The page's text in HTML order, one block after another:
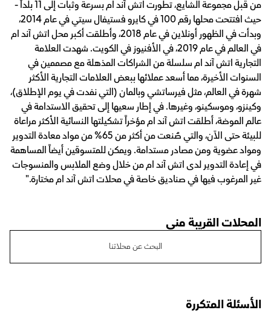
من قبل مجموعة الشايع، تطورت اتش آند ام بسرعة وثبات إلى 11 بلداً -
حيث افتتحت محلها رقم 100 في كايرو فستيفال سيتي في عام 2014،
وبدأت في الظهور أونلاين في عام 2018، وأطلقت أكبر محل اتش آند ام
في العالم في عام 2019، في الأفنيوز في الكويت. شهدت العلامة
التجارية اتش آند ام سلسلة من الشراكات المذهلة مع مصممين في
السنوات الأخيرة، مما أسعد عملائها ببعض العلامات التجارية الأكثر
شهرة في العالم، مثل فيرساتشي وبالمان (التي نفدت في يوم الإطلاق)،
وكينزو، وموسكينو، وغيرها. في إطار سعيها إلى تحقيق الاستدامة في
عالم الموضة، أطلقت اتش آند ام مؤخراً تشكيلتها النسائية الأكثر مراعاة
للبيئة حتى الآن، والتي صُنعت من أكثر من 65% من مواد معادة التدوير
ومواد عضوية ومن مصادر مستدامة. ويمكن للمتسوقين أيضاً المساهمة
في إعادة التدوير لدى اتش آند ام من خلال وضع الملابس والمنسوجات
غير المرغوب فيها في صناديق خاصة في محلات اتش آند ام مختارة."
المحلات القريبة مني
البحث عن محلاتنا
الأسئلة المتكررة